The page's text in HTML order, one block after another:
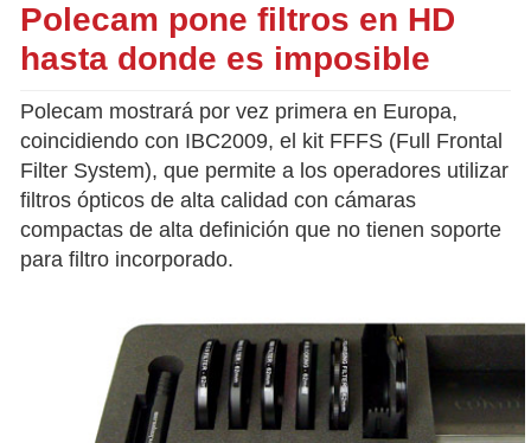
Polecam pone filtros en HD
hasta donde es imposible
Polecam mostrará por vez primera en Europa,
coincidiendo con IBC2009, el kit FFFS (Full Frontal
Filter System), que permite a los operadores utilizar
filtros ópticos de alta calidad con cámaras
compactas de alta definición que no tienen soporte
para filtro incorporado.